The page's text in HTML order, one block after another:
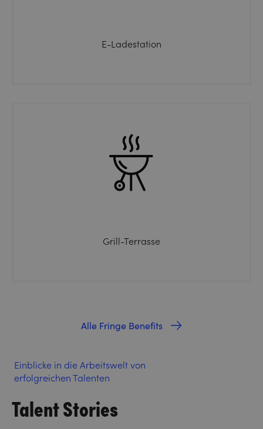
E-Ladestation
Grill-Terrasse
Alle Fringe Benefits
Einblicke in die Arbeitswelt von
erfolgreichen Talenten
Talent Stories